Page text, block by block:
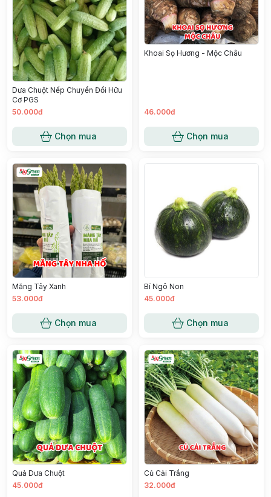
Dưa Chuột Nếp Chuyển Đổi Hữu
Cơ PGS
50.000đ
Chọn mua
Khoai Sọ Hương - Mộc Châu
46.000đ
Chọn mua
Măng Tây Xanh
53.000đ
Chọn mua
Bí Ngô Non
45.000đ
Chọn mua
Quả Dưa Chuột
45.000đ
Củ Cải Trắng
32.000đ